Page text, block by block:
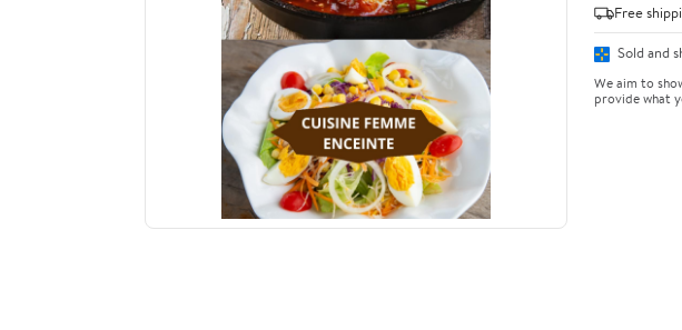
Free
Sold and
We aim to
provide what